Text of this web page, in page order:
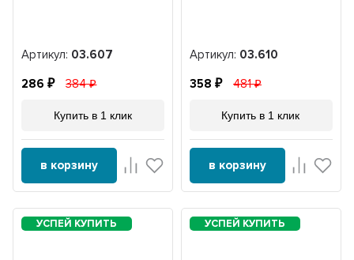
Артикул: 03.607
286 384
Купить в 1 клик
в корзину
Артикул: 03.610
358 481
Купить в 1 клик
в корзину